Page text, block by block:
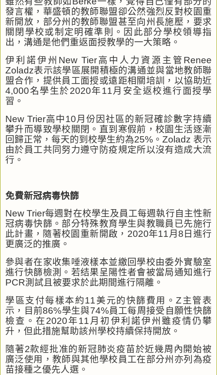
發言權，華盛頓的教師聯盟卻公然強烈反對校園重
新開放，部分州的教師聯盟甚至向州長施壓，要求
關閉學校或制定明確準則。因此部分學校領導指
出，溝通是他們重返面授教學的一大策略。
伊利諾伊州 New Tier高中人力資源主管 Renee
Zoladz表示該學區展開積極的溝通並與當地教師聯
盟合作，提供員工面授或遠距相關培訓，以協助近
4,000名學生於2020年11月安全返校進行面授學
習。
New Trier高中10月份因社區的新冠確診數字持續
攀升而導致學校關閉。直到寒假前，校園生活逐漸
回歸正常，每天的到校學生約為25% 。 Zoladz 表示
由於員工共同努力遵守防疫規定所以沒有造成大流
行。
免費新冠病毒快篩
New Trier每週對在校學生及員工每週執行自主性新
冠病毒快篩。部分特殊教育學生與教職員已先施行
此計畫，隨著校園重新開啟， 2020年11月 8 日進行
更廣泛的推廣。
參與者在家收集唾液樣本並繳回學校由委外實驗室
進行快篩檢測。若结果呈陽性者會被當局通知進行
PCR測試且被要求於此期間進行隔離。
學區支付每樣本約11美元的快篩費用。Z 主管表
示，目前86%學生與74%員工每周接受自願性快篩
檢查。在2020年11 月初伊利諾伊州雖疫情仍攀
升，但此措施幫助該州學校持續保持開放。
隨著2款經批准的新冠肺炎疫苗於近幾周內開始被
廣泛使用，教師與其他學校員工在部分州亦列為疫
苗接種之優先人選。